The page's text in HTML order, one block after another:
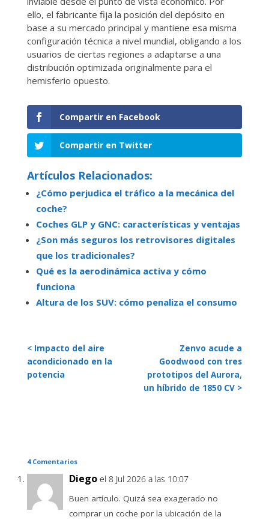
ello, el fabricante fija la posición del depósito en
base a su mercado principal y mantiene esa misma
configuración técnica a nivel mundial, obligando a los
usuarios de ciertas regiones a adaptarse a una
distribución optimizada originalmente para el
hemisferio opuesto.
Compartir en Facebook
Compartir en Twitter
Artículos Relacionados:
¿Cómo perjudica el tráfico a la mecánica del
coche?
Coches GLP y GNC: características y ventajas
¿Son más seguros los retrovisores digitales
que los tradicionales?
Qué es la aerodinámica activa y cómo
funciona
Altura de los SUV: cómo penaliza el consumo
< Impacto del aire
acondicionado en la
potencia
Zenvo acude a
Goodwood con tres
prototipos del Aurora,
un híbrido de 1850 CV >
4 Comentarios
Diego el 8 Jul 2026 a las 10:07
Buen artículo. Quizá sea exagerado no
comprar un coche por la ubicación de la